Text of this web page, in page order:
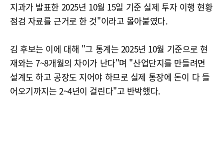
지과가 발표한 2025년 10월 15일 기준 실제 투자 이행 현황
점검 자료를 근거로 한 것"이라고 몰아붙였다.
김 후보는 이에 대해 "그 통계는 2025년 10월 기준으로 현
재와는 7~8개월의 차이가 난다"며 "산업단지를 만들려면
설계도 하고 공장도 지어야 하므로 실제 통장에 돈이 다 들
어오기까지는 2~4년이 걸린다"고 반박했다.